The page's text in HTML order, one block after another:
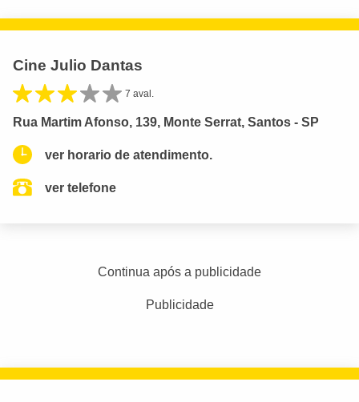
Cine Julio Dantas
7 aval.
Rua Martim Afonso, 139, Monte Serrat, Santos - SP
ver horario de atendimento.
ver telefone
Continua após a publicidade
Publicidade